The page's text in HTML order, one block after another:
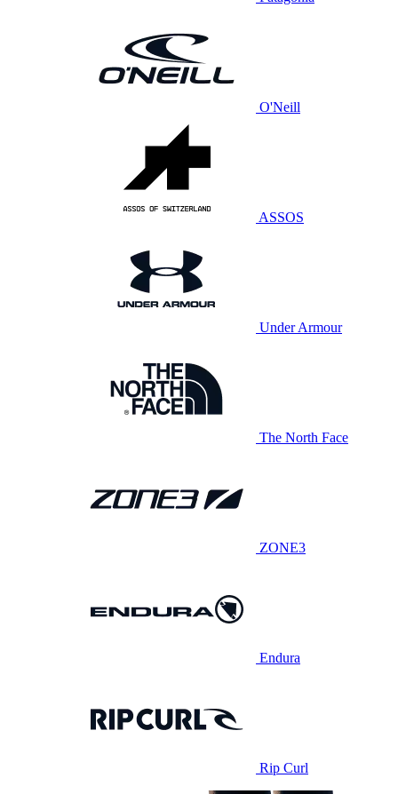
O'Neill
ASSOS
Under Armour
The North Face
ZONE3
Endura
Rip Curl